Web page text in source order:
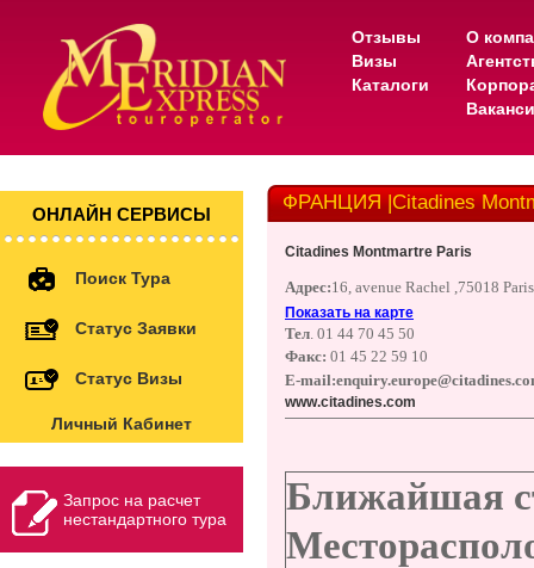
Отзывы
Визы
Каталоги
О
ОНЛАЙН СЕРВИСЫ
Поиск Тура
Статус Заявки
Статус Визы
Личный Кабинет
Запрос на расчет
нестандартного тура
ФРАНЦИЯ |Citadines
Citadines Montmartre Paris
Адрес:16, avenue Rachel ,75018 Paris
Показать на карте
Тел. 01 44 70 45 50
Факс: 01 45 22 59 10
E-mail:
www.citadines.com
Ближайшая